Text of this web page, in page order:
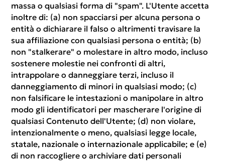
massa o qualsiasi forma di "spam". L'Utente accetta
inoltre di: (a) non spacciarsi per alcuna persona o
entità o dichiarare il falso o altrimenti travisare la
sua affiliazione con qualsiasi persona o entità; (b)
non "stalkerare" o molestare in altro modo, incluso
sostenere molestie nei confronti di altri,
intrappolare o danneggiare terzi, incluso il
danneggiamento di minori in qualsiasi modo; (c)
non falsificare le intestazioni o manipolare in altro
modo gli identificatori per mascherare l'origine di
qualsiasi Contenuto dell'Utente; (d) non violare,
intenzionalmente o meno, qualsiasi legge locale,
statale, nazionale o internazionale applicabile; e (e)
di non raccogliere o archiviare dati personali